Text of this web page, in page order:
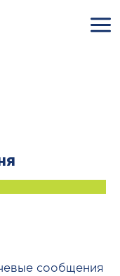
сообщения